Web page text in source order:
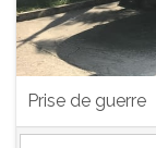
Prise de guerre